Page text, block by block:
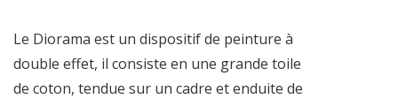
Le Diorama est un dispositif de peinture à
double effet, il consiste en une grande toile
de coton, tendue sur un cadre et enduite de